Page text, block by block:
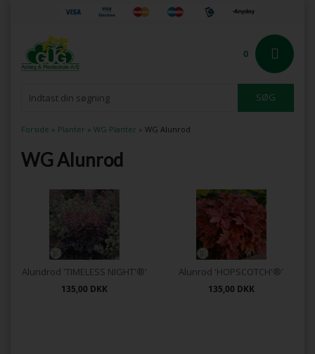
0
Forside » Planter » WG Planter » WG Alunrod
WG Alunrod
Alundrod 'TIMELESS NIGHT'®'
135,00 DKK
Alunrod 'HOPSCOTCH'®'
135,00 DKK